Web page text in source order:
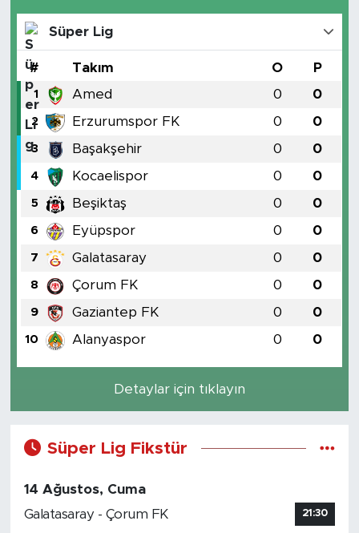
Süper Lig
# Takım O P
1 Amed 0 0
2 Erzurumspor FK 0 0
3 Başakşehir 0 0
4 Kocaelispor 0 0
5 Beşiktaş 0 0
6 Eyüpspor 0 0
7 Galatasaray 0 0
8 Çorum FK 0 0
9 Gaziantep FK 0 0
10 Alanyaspor 0 0
Detaylar için tıklayın
Süper Lig Fikstür
14 Ağustos, Cuma
Galatasaray - Çorum FK
21:30